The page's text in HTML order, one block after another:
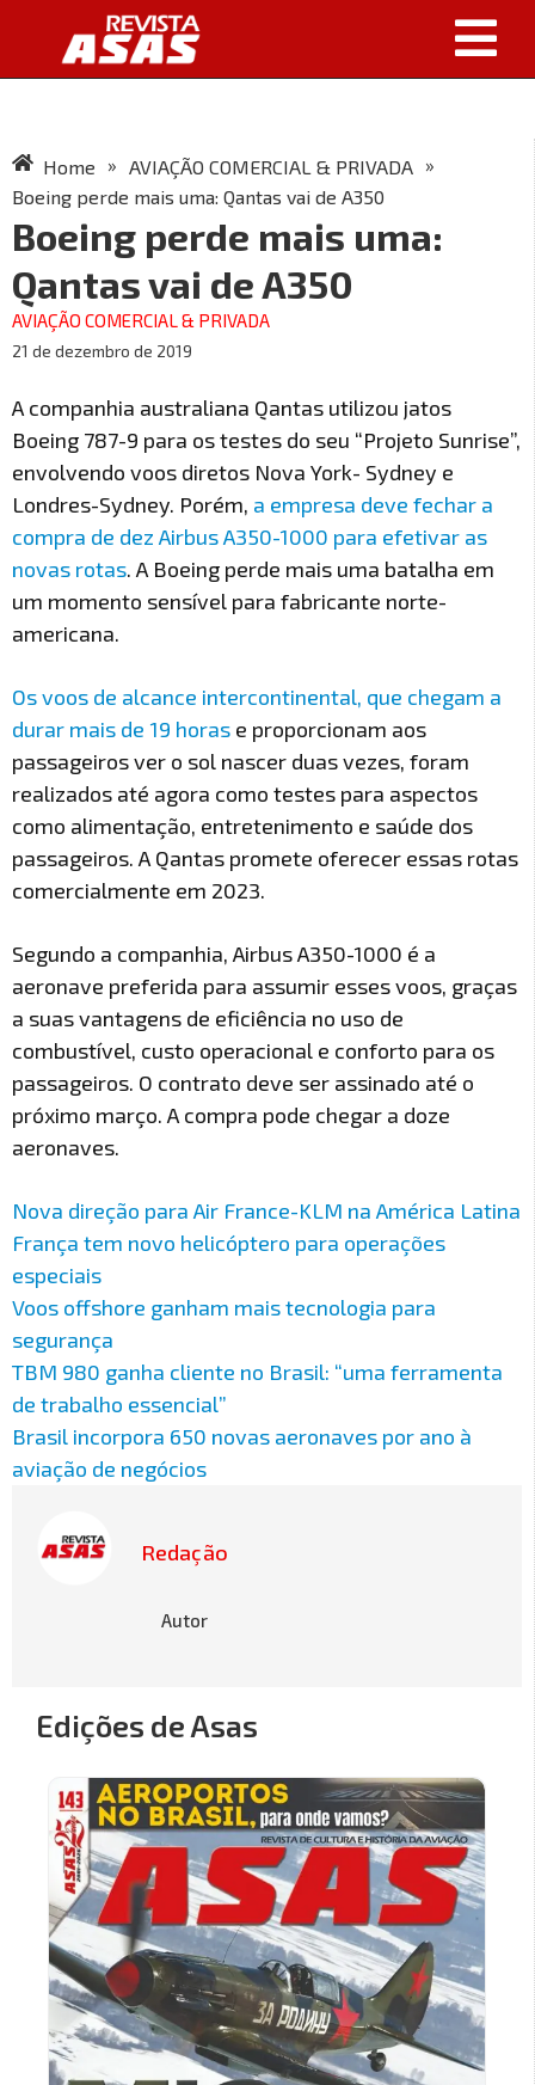
Home » AVIAÇÃO COMERCIAL & PRIVADA »
Boeing perde mais uma: Qantas vai de A350
Boeing perde mais uma:
Qantas vai de A350
AVIAÇÃO COMERCIAL & PRIVADA
21 de dezembro de 2019
A companhia australiana Qantas utilizou jatos
Boeing 787-9 para os testes do seu “Projeto Sunrise”,
envolvendo voos diretos Nova York- Sydney e
Londres-Sydney. Porém, a empresa deve fechar a
compra de dez Airbus A350-1000 para efetivar as
novas rotas. A Boeing perde mais uma batalha em
um momento sensível para fabricante norte-
americana.
Os voos de alcance intercontinental, que chegam a
durar mais de 19 horas e proporcionam aos
passageiros ver o sol nascer duas vezes, foram
realizados até agora como testes para aspectos
como alimentação, entretenimento e saúde dos
passageiros. A Qantas promete oferecer essas rotas
comercialmente em 2023.
Segundo a companhia, Airbus A350-1000 é a
aeronave preferida para assumir esses voos, graças
a suas vantagens de eficiência no uso de
combustível, custo operacional e conforto para os
passageiros. O contrato deve ser assinado até o
próximo março. A compra pode chegar a doze
aeronaves.
Nova direção para Air France-KLM na América Latina
França tem novo helicóptero para operações
especiais
Voos offshore ganham mais tecnologia para
segurança
TBM 980 ganha cliente no Brasil: “uma ferramenta
de trabalho essencial”
Brasil incorpora 650 novas aeronaves por ano à
aviação de negócios
Redação
Autor
Edições de Asas